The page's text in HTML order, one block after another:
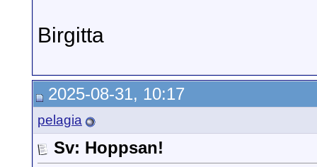
Birgitta
2025-08-31, 10:17
pelagia
Sv: Hoppsan!